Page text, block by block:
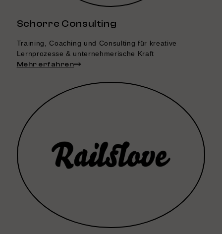
Schorre Consulting
Training, Coaching und Consulting für kreative
Lernprozesse & unternehmerische Kraft
Mehr erfahren